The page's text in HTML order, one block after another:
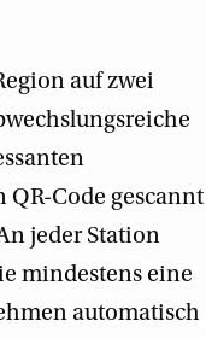
auf zwei
Code gescannt
jeder Station
mindestens eine
automatisch